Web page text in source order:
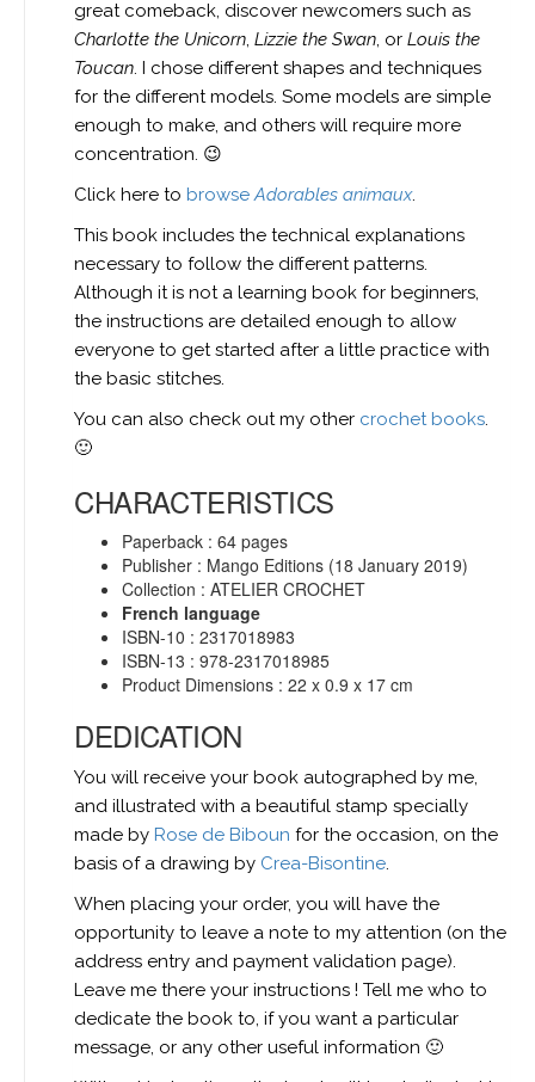
great comeback, discover newcomers such as
Charlotte the Unicorn, Lizzie the Swan, or Louis the
Toucan. I chose different shapes and techniques
for the different models. Some models are simple
enough to make, and others will require more
concentration. 😉
Click here to browseAdorables animaux.
This book includes the technical explanations
necessary to follow the different patterns.
Although it is not a learning book for beginners,
the instructions are detailed enough to allow
everyone to get started after a little practice with
the basic stitches.
You can also check out my other crochet books.
🙂
CHARACTERISTICS
Paperback : 64 pages
Publisher : Mango Editions (18 January 2019)
Collection : ATELIER CROCHET
French language
ISBN-10 : 2317018983
ISBN-13 : 978-2317018985
Product Dimensions : 22 x 0.9 x 17 cm
DEDICATION
You will receive your book autographed by me,
and illustrated with a beautiful stamp specially
made by Rose de Biboun for the occasion, on the
basis of a drawing by Crea-Bisontine.
When placing your order, you will have the
opportunity to leave a note to my attention (on the
address entry and payment validation page).
Leave me there your instructions ! Tell me who to
dedicate the book to, if you want a particular
message, or any other useful information 🙂